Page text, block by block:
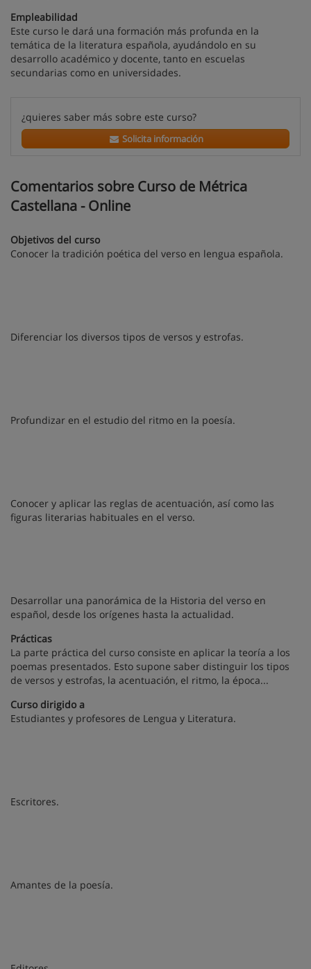
Empleabilidad
Este curso le dará una formación más profunda en la
temática de la literatura española, ayudándolo en su
desarrollo académico y docente, tanto en escuelas
secundarias como en universidades.
¿quieres saber más sobre este curso?
Solicita información
Comentarios sobre Curso de Métrica
Castellana - Online
Objetivos del curso
Conocer la tradición poética del verso en lengua española.
Diferenciar los diversos tipos de versos y estrofas.
Profundizar en el estudio del ritmo en la poesía.
Conocer y aplicar las reglas de acentuación, así como las
figuras literarias habituales en el verso.
Desarrollar una panorámica de la Historia del verso en
español, desde los orígenes hasta la actualidad.
Prácticas
La parte práctica del curso consiste en aplicar la teoría a los
poemas presentados. Esto supone saber distinguir los tipos
de versos y estrofas, la acentuación, el ritmo, la época...
Curso dirigido a
Estudiantes y profesores de Lengua y Literatura.
Escritores.
Amantes de la poesía.